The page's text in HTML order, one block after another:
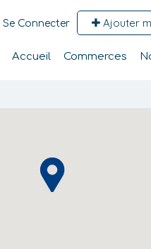
Se Connecter Ajouter
Accueil Commerces